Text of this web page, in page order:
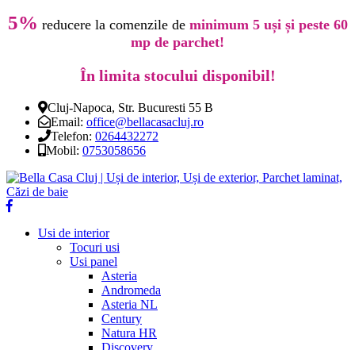
5% reducere la comenzile de minimum 5 uși și peste 60
mp de parchet!
În limita stocului disponibil!
Cluj-Napoca, Str. Bucuresti 55 B
Email: office@bellacasacluj.ro
Telefon: 0264432272
Mobil: 0753058656
Usi de interior
Tocuri usi
Usi panel
Asteria
Andromeda
Asteria NL
Century
Natura HR
Discovery